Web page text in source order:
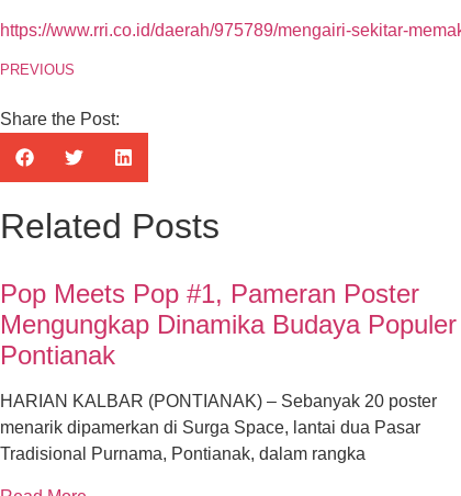
https://www.rri.co.id/daerah/975789/mengairi-sekitar-
PREVIOUS
Share the Post:
Related Posts
Pop Meets Pop #1, Pameran Poster
Mengungkap Dinamika Budaya
Pontianak
HARIAN KALBAR (PONTIANAK) – Sebanyak 20 poster
menarik dipamerkan di Surga Space, lantai dua Pasar
Tradisional Purnama, Pontianak, dalam rangka